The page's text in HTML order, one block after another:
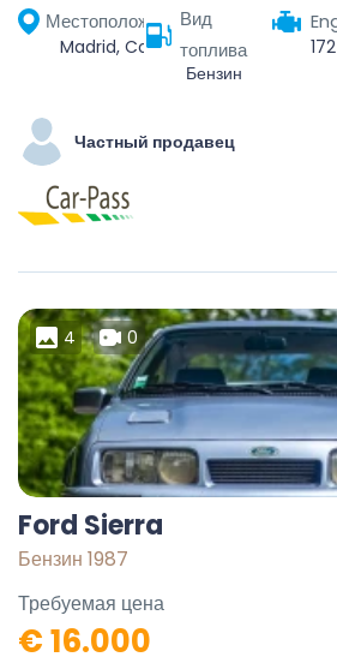
Местоположение
Madrid, Community of Madrid, Spain
Вид
топлива
Бензин
172
Частный продавец
4 0
Ford Sierra
Бензин 1987
Требуемая цена
€ 16.000